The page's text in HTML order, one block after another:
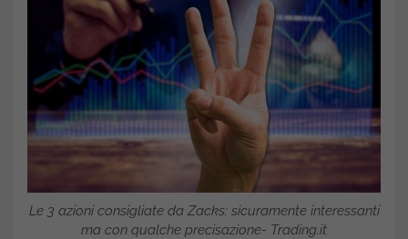
Le 3 azioni consigliate da Zacks: sicuramente interessanti
ma con qualche precisazione- Trading.it